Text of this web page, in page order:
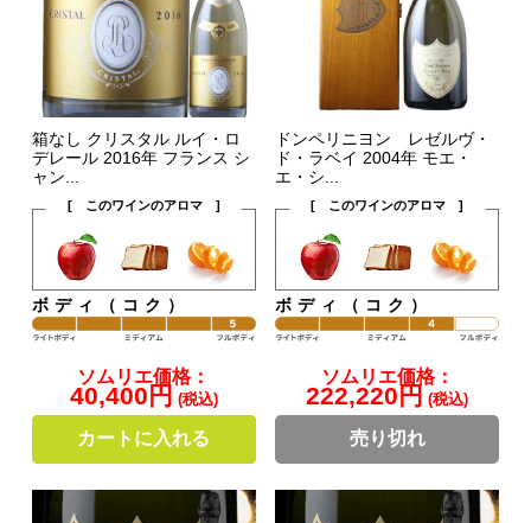
箱なし クリスタル ルイ・ロ
デレール 2016年 フランス シ
ャン...
[ このワインのアロマ ]
ボディ（コク）
ソムリエ価格：
40,400円 (税込)
カートに入れる
ドンペリニヨン レゼルヴ・
ド・ラベイ 2004年 モエ・
エ・シ...
[ このワインのアロマ ]
ボディ（コク）
ソムリエ価格：
222,220円 (税込)
売り切れ